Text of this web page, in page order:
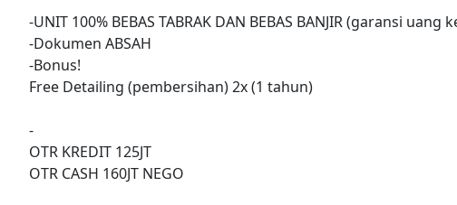
-UNIT 100% BEBAS TABRAK DAN BEBAS BANJIR (garansi uang
-Dokumen ABSAH
-Bonus!
Free Detailing (pembersihan) 2x (1 tahun)
-
OTR KREDIT 125JT
OTR CASH 160JT NEGO